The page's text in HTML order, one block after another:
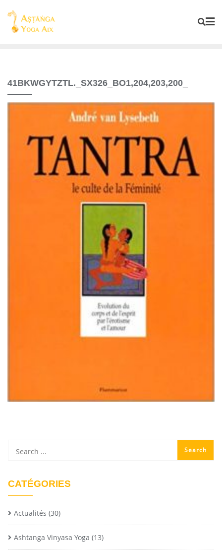
41BKWGYTZTL._SX326_BO1,204,203,200_
CATÉGORIES
Actualités (30)
Ashtanga Vinyasa Yoga (13)